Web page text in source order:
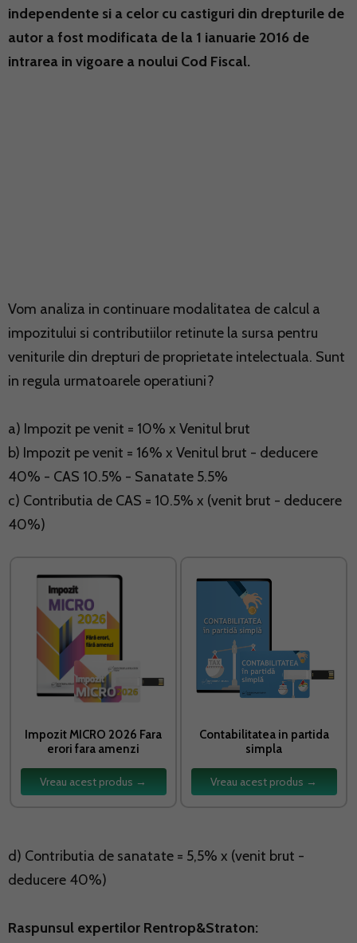
independente si a celor cu castiguri din drepturile de
autor a fost modificata de la 1 ianuarie 2016 de
intrarea in vigoare a noului Cod Fiscal.
Vom analiza in continuare modalitatea de calcul a
impozitului si contributiilor retinute la sursa pentru
veniturile din drepturi de proprietate intelectuala. Sunt
in regula urmatoarele operatiuni?
a) Impozit pe venit = 10% x Venitul brut
b) Impozit pe venit = 16% x Venitul brut - deducere
40% - CAS 10.5% - Sanatate 5.5%
c) Contributia de CAS = 10.5% x (venit brut - deducere
40%)
Impozit MICRO 2026 Fara
erori fara amenzi
Vreau acest produs →
Contabilitatea in partida
simpla
Vreau acest produs →
d) Contributia de sanatate = 5,5% x (venit brut -
deducere 40%)
Raspunsul expertilor Rentrop&Straton: